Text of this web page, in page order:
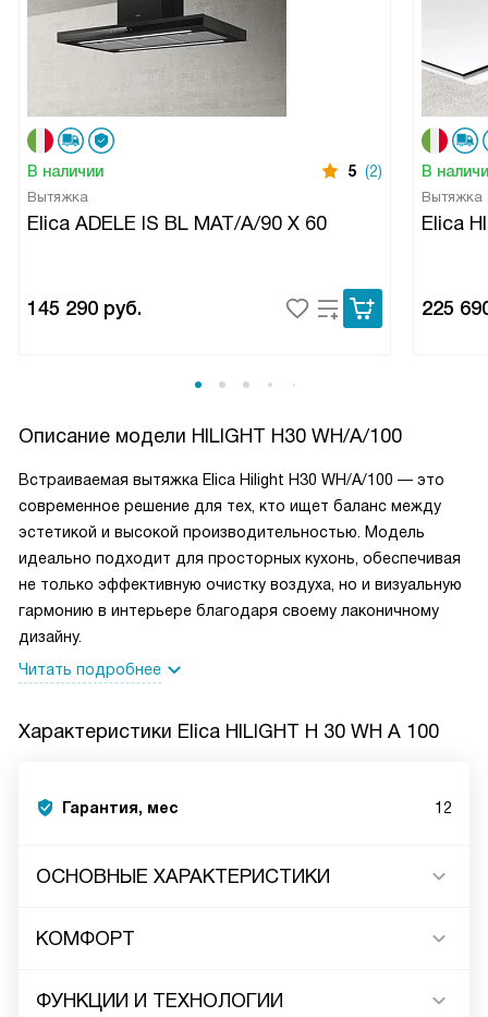
В наличии 5 (2)
Вытяжка
Elica ADELE IS BL MAT/A/90 X 60
145 290 руб.
В
Вытяжка
Elica
225
Описание модели HILIGHT H30 WH/A/100
Встраиваемая вытяжка Elica Hilight H30 WH/A/100 — это
современное решение для тех, кто ищет баланс между
эстетикой и высокой производительностью. Модель
идеально подходит для просторных кухонь, обеспечивая
не только эффективную очистку воздуха, но и визуальную
гармонию в интерьере благодаря своему лаконичному
дизайну.
Читать подробнее
Характеристики Elica HILIGHT H 30 WH A 100
Гарантия, мес 12
ОСНОВНЫЕ ХАРАКТЕРИСТИКИ
КОМФОРТ
ФУНКЦИИ И ТЕХНОЛОГИИ